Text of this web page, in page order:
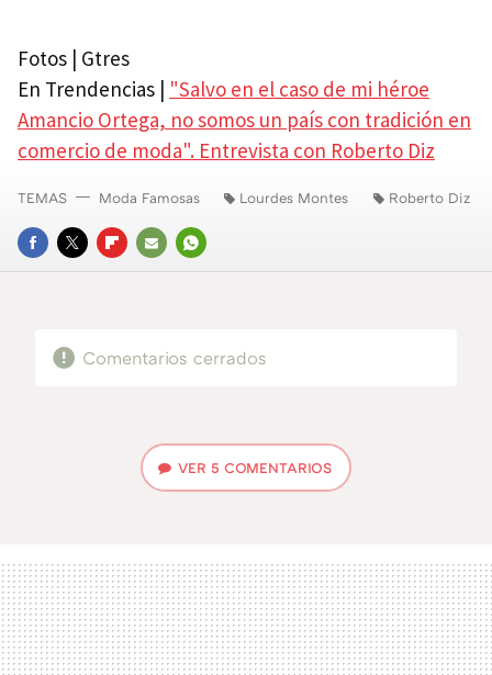
Fotos | Gtres
En Trendencias | "Salvo en el caso de mi héroe
Amancio Ortega, no somos un país con tradición en
comercio de moda". Entrevista con Roberto Diz
FACEBOOK
TWITTERFLIPBOARD
E-
WHATSAPP
TEMAS Moda Famosas Lourdes Montes Roberto Diz
Comentarios cerrados
VER 5 COMENTARIOS